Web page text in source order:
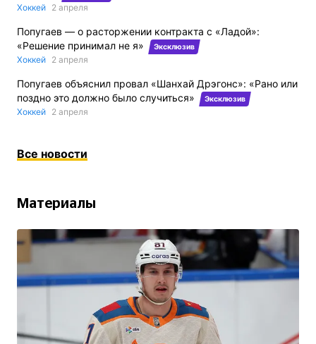
Хоккей 2 апреля
Попугаев — о расторжении контракта с «Ладой»:
«Решение принимал не я»
Эксклюзив
Хоккей 2 апреля
Попугаев объяснил провал «Шанхай Дрэгонс»: «Рано или
поздно это должно было случиться»
Эксклюзив
Хоккей 2 апреля
Все новости
Материалы